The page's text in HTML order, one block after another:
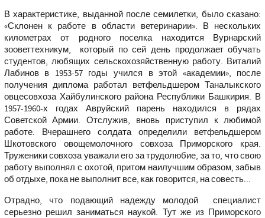
В характеристике, выданной после семилетки, было сказано:
«Склонен к работе в области ветеринарии». В нескольких
километрах от родного поселка находится Вурнарский
зооветтехникум, который по сей день продолжает обучать
студентов, любящих сельскохозяйственную работу. Виталий
Лабинов в 1953-57 годы учился в этой «академии», после
получения диплома работал ветфельдшером Таналыкского
овцесовхоза Хайбулинского района Республики Башкирия. В
1957-1960-х годах Авруйский парень находился в рядах
Советской Армии. Отслужив, вновь приступил к любимой
работе. Вчерашнего солдата определили ветфельдшером
Шкотовского овощемолочного совхоза Приморского края.
Труженики совхоза уважали его за трудолюбие, за то, что свою
работу выполнял с охотой, притом наилучшим образом, забыв
об отдыхе, пока не выполнит все, как говорится, на совесть...
Отрадно, что подающий надежду молодой специалист
серьезно решил заниматься наукой. Тут же из Приморского